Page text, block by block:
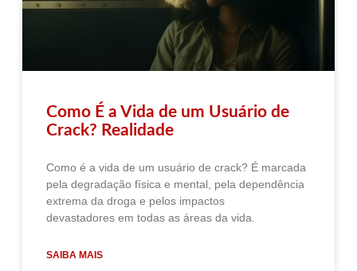
Como É a Vida de um Usuário de
Crack? Realidade
Como é a vida de um usuário de crack? É marcada
pela degradação física e mental, pela dependência
extrema da droga e pelos impactos
devastadores em todas as áreas da vida.
SAIBA MAIS